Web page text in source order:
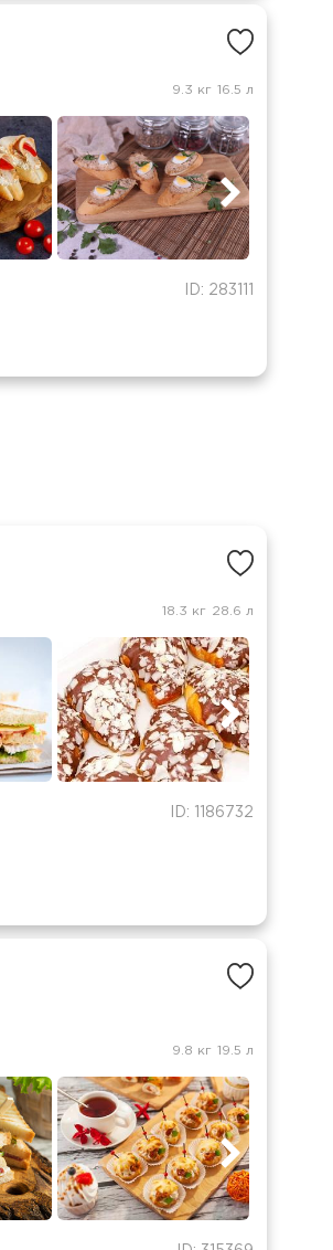
9.3 кг 16.5 л
ID: 283111
18.3 кг 28.6 л
ID: 1186732
9.8 кг 19.5 л